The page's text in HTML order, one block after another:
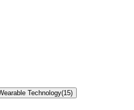
Technology(15)